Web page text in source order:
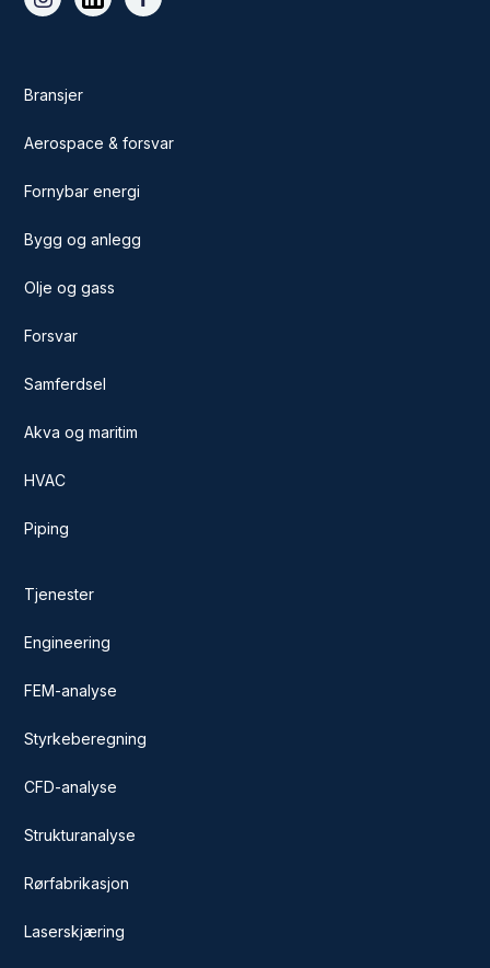
Bransjer
Aerospace & forsvar
Fornybar energi
Bygg og anlegg
Olje og gass
Forsvar
Samferdsel
Akva og maritim
HVAC
Piping
Tjenester
Engineering
FEM-analyse
Styrkeberegning
CFD-analyse
Strukturanalyse
Rørfabrikasjon
Laserskjæring